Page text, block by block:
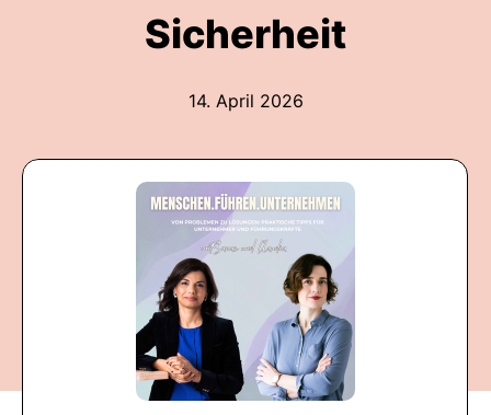
Sicherheit
14. April 2026